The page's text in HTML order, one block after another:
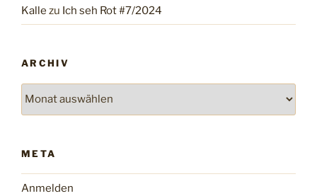
Kalle zu Ich seh Rot #7/2024
ARCHIV
Archiv
META
Anmelden